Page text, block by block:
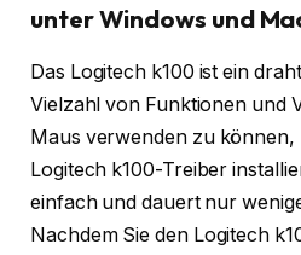
unter Windows und
Das Logitech k100 ist ein
Vielzahl von Funktionen und
Maus verwenden zu können,
Logitech k100-Treiber
einfach und dauert nur
Nachdem Sie den Logitech